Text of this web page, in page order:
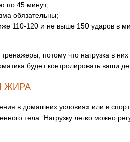
по 45 минут;
обязательны;
110-120 и не выше 150 ударов в
потому что нагрузка в
будет контролировать ваши
ЖИРА
в домашних условиях или в
тела. Нагрузку легко можно